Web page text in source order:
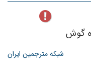
گوش‌
شبکه مترجمین ایران